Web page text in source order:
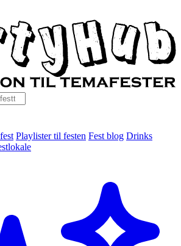
Playlister til festen Fest blog Drinks